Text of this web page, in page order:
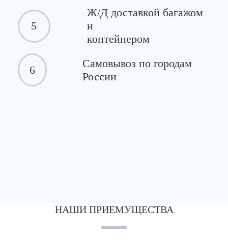
5
Ж/Д доставкой багажом
и
контейнером
6
Самовывоз по городам
России
НАШИ ПРИЕМУЩЕСТВА